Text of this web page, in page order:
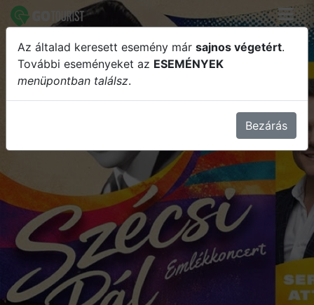
Csak egy tánc volt… Szécsi Pál
legszebb dalai - Tokaj
Az általad keresett esemény már sajnos végetért.
További eseményeket az ESEMÉNYEK
menüpontban találsz.
Bezárás